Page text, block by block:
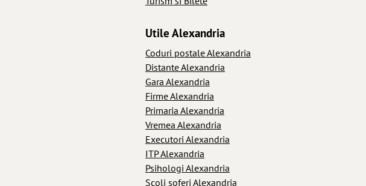
Utile Alexandria
Coduri postale Alexandria
Distante Alexandria
Gara Alexandria
Firme Alexandria
Primaria Alexandria
Vremea Alexandria
Executori Alexandria
ITP Alexandria
Psihologi Alexandria
Scoli soferi Alexandria